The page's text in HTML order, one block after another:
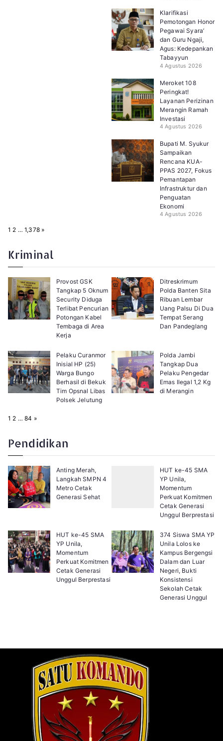
Klarifikasi
Pemotongan Honor
Pegawai Syara’
dan Guru Ngaji,
Agus: Kedepankan
Tabayyun
4 Agustus 2026
Meroket 108
Peringkat!
Layanan Perizinan
Merangin Ramah
Investasi
4 Agustus 2026
Bupati M. Syukur
Sampaikan
Rencana KUA-
PPAS 2027, Fokus
Pemantapan
Infrastruktur dan
Penguatan
Ekonomi
4 Agustus 2026
P
:
1 2 … 1,378 N
»
Kriminal
Provost GSK
Tangkap 5 Oknum
Security Diduga
Terlibat Pencurian
Potongan Kabel
Tembaga di Area
Kerja
Ditreskrimum
Polda Banten Sita
Ribuan Lembar
Uang Palsu Di Dua
Tempat Serang
Dan Pandeglang
Pelaku Curanmor
Inisial HP (25)
Warga Bungo
Berhasil di Bekuk
Tim Opsnal Libas
Polsek Jelutung
Polda Jambi
Tangkap Dua
Pelaku Pengedar
Emas Ilegal 1,2 Kg
di Merangin
P
:
1 2 … 84 N
»
Pendidikan
Anting Merah,
Langkah SMPN 4
Metro Cetak
Generasi Sehat
HUT ke-45 SMA
YP Unila,
Momentum
Perkuat Komitmen
Cetak Generasi
Unggul Berprestasi
HUT ke-45 SMA
YP Unila,
Momentum
Perkuat Komitmen
Cetak Generasi
Unggul Berprestasi
374 Siswa SMA YP
Unila Lolos ke
Kampus Bergengsi
Dalam dan Luar
Negeri, Bukti
Konsistensi
Sekolah Cetak
Generasi Unggul